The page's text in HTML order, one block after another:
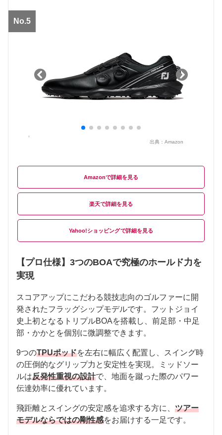
No.5
出典： Amazon
Amazon
楽天
Yahoo!ショッピング
【プロ仕様】3つのBOAで究極のホールド力を
実現
スコアアップにこだわる競技志向のゴルファーに開
発されたフラッグシップモデルです。フットジョイ
史上初となるトリプルBOAを搭載し、前足部・中足
部・かかとを個別に微調整できます。
9つのTPUポッドを左右に幅広く配置し、スイング時
の圧倒的なグリップ力と安定性を実現。ミッドソー
ルは反発性重視の設計で、地面を蹴った際のパワー
伝達効率に優れています。
飛距離とスイングの安定感を追求する方に、 ツアー
モデルならではの剛性感をお届けする一足です。